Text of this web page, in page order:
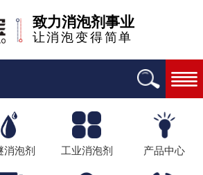
致力消泡剂事业
让消泡变得简单
消泡剂 工业消泡剂 产品中心